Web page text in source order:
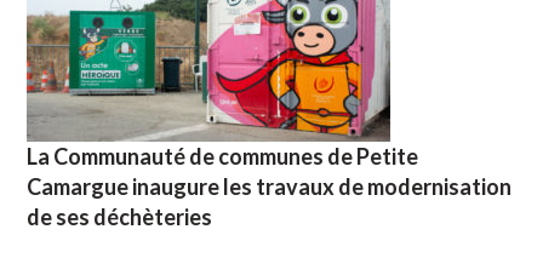
La Communauté de communes de Petite
Camargue inaugure les travaux de modernisation
de ses déchèteries